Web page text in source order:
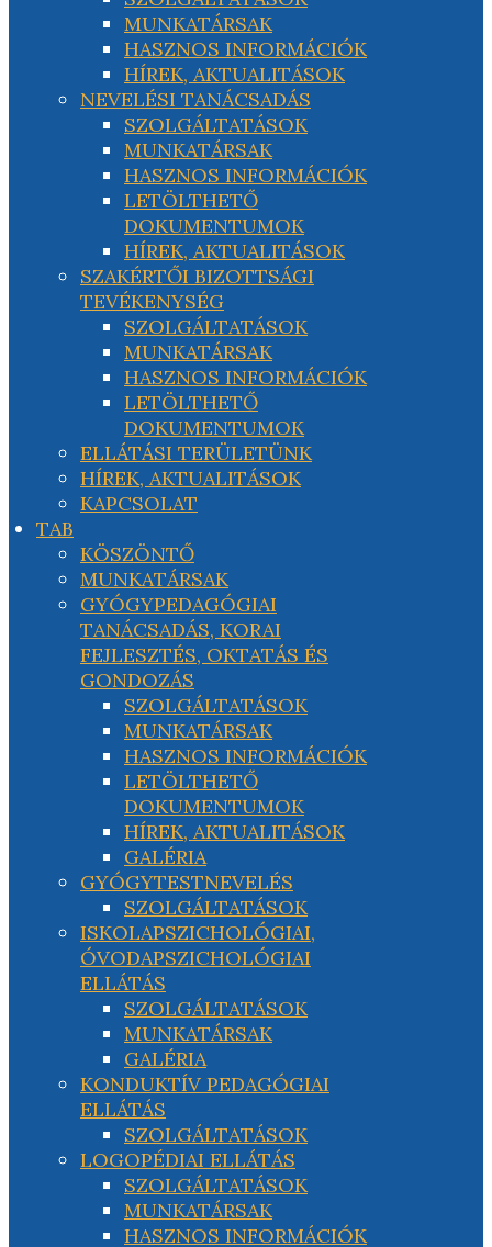
MUNKATÁRSAK
HASZNOS INFORMÁCIÓK
HÍREK, AKTUALITÁSOK
NEVELÉSI TANÁCSADÁS
SZOLGÁLTATÁSOK
MUNKATÁRSAK
HASZNOS INFORMÁCIÓK
LETÖLTHETŐ
DOKUMENTUMOK
HÍREK, AKTUALITÁSOK
SZAKÉRTŐI BIZOTTSÁGI
TEVÉKENYSÉG
SZOLGÁLTATÁSOK
MUNKATÁRSAK
HASZNOS INFORMÁCIÓK
LETÖLTHETŐ
DOKUMENTUMOK
ELLÁTÁSI TERÜLETÜNK
HÍREK, AKTUALITÁSOK
KAPCSOLAT
TAB
KÖSZÖNTŐ
MUNKATÁRSAK
GYÓGYPEDAGÓGIAI
TANÁCSADÁS, KORAI
FEJLESZTÉS, OKTATÁS ÉS
GONDOZÁS
SZOLGÁLTATÁSOK
MUNKATÁRSAK
HASZNOS INFORMÁCIÓK
LETÖLTHETŐ
DOKUMENTUMOK
HÍREK, AKTUALITÁSOK
GALÉRIA
GYÓGYTESTNEVELÉS
SZOLGÁLTATÁSOK
ISKOLAPSZICHOLÓGIAI,
ÓVODAPSZICHOLÓGIAI
ELLÁTÁS
SZOLGÁLTATÁSOK
MUNKATÁRSAK
GALÉRIA
KONDUKTÍV PEDAGÓGIAI
ELLÁTÁS
SZOLGÁLTATÁSOK
LOGOPÉDIAI ELLÁTÁS
SZOLGÁLTATÁSOK
MUNKATÁRSAK
HASZNOS INFORMÁCIÓK